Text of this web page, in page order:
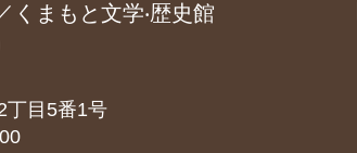
くまもと文学‧歴史館
丁目5番1号